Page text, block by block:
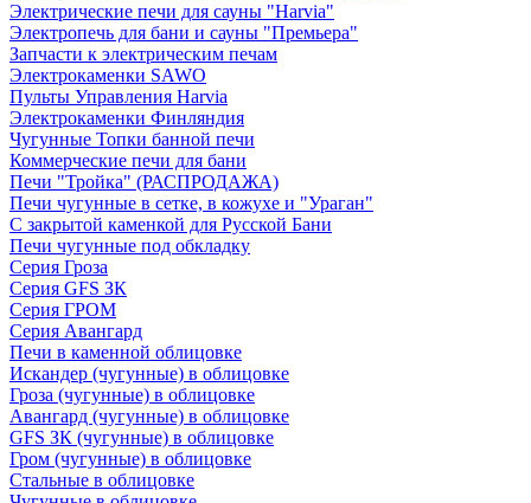
Электрические печи для сауны "Harvia"
Электропечь для бани и сауны "Премьера"
Запчасти к электрическим печам
Электрокаменки SAWO
Пульты Управления Harvia
Электрокаменки Финляндия
Чугунные Топки банной печи
Коммерческие печи для бани
Печи "Тройка" (РАСПРОДАЖА)
Печи чугунные в сетке, в кожухе и "Ураган"
С закрытой каменкой для Русской Бани
Печи чугунные под обкладку
Серия Гроза
Серия GFS ЗК
Серия ГРОМ
Серия Авангард
Печи в каменной облицовке
Искандер (чугунные) в облицовке
Гроза (чугунные) в облицовке
Авангард (чугунные) в облицовке
GFS ЗК (чугунные) в облицовке
Гром (чугунные) в облицовке
Стальные в облицовке